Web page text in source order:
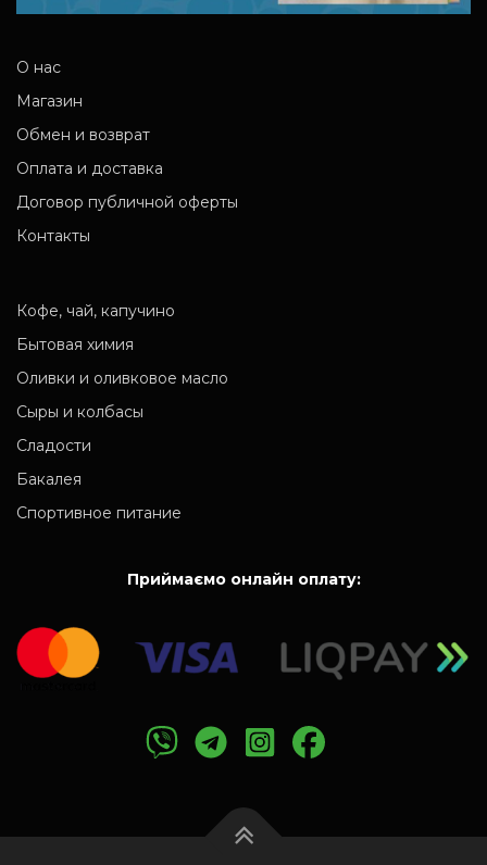
О нас
Магазин
Обмен и возврат
Оплата и доставка
Договор публичной оферты
Контакты
Кофе, чай, капучино
Бытовая химия
Оливки и оливковое масло
Сыры и колбасы
Сладости
Бакалея
Спортивное питание
Приймаємо онлайн оплату: